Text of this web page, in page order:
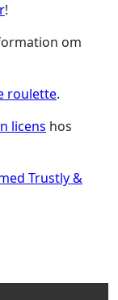
!
om
roulette.
licens hos
Trustly &